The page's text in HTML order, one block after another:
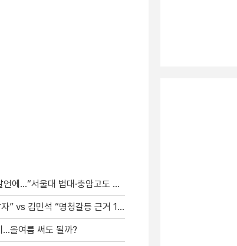
…“서울대 법대·충암고도 없애나”
vs 김민석 “명청갈등 근거 10개”
…올여름 써도 될까?